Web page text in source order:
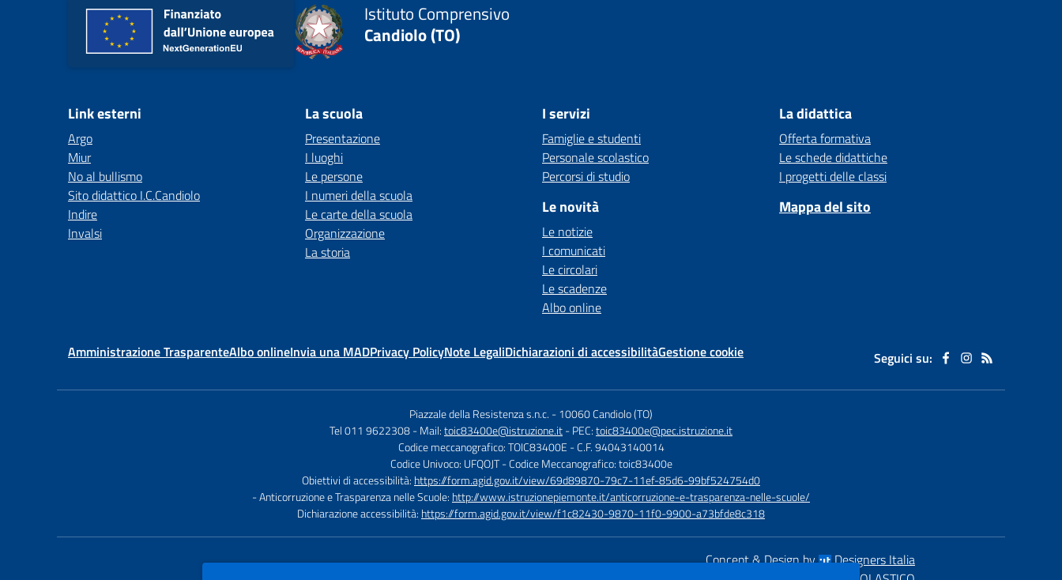
Istituto Comprensivo
Candiolo (TO)
Link esterni
Argo
Miur
No al bullismo
Sito didattico I.C.Candiolo
Indire
Invalsi
La scuola
Presentazione
I luoghi
Le persone
I numeri della scuola
Le carte della scuola
Organizzazione
La storia
I servizi
Famiglie e studenti
Personale scolastico
Percorsi di studio
Le novità
Le notizie
I comunicati
Le circolari
Le scadenze
Albo online
La didattica
Offerta formativa
Le schede didattiche
I progetti delle classi
Mappa del sito
Amministrazione TrasparenteAlbo onlineInvia una MADPrivacy PolicyNote LegaliDichiarazioni di accessibilitàGestione cookie Seguici su:
Piazzale della Resistenza s.n.c. -10060 Candiolo (TO)
Tel 011 9622308- Mail:toic83400e@istruzione.it- PEC:toic83400e@pec.istruzione.it
Codice meccanografico: TOIC83400E - C.F. 94043140014
Codice Univoco: UFQOJT - Codice Meccanografico: toic83400e
Obiettivi di accessibilità: https://form.agid.gov.it/view/69d89870-79c7-11ef-85d6-99bf524754d0
- Anticorruzione e Trasparenza nelle Scuole: http://www.istruzionepiemonte.it/anticorruzione-e-trasparenza-nelle-scuole/
Dichiarazione accessibilità: https://form.agid.gov.it/view/f1c82430-9870-11f0-9900-a73bfde8c318
Concept & Design by
Designers Italia